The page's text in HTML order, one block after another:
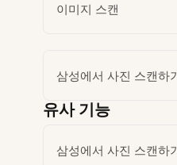
이미지 스캔
삼성에서 사진 스캔하
유사 기능
삼성에서 사진 스캔하